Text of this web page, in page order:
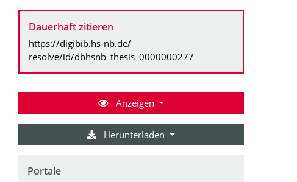
Dauerhaft zitieren
https://digibib.hs-nb.de/
resolve/id/dbhsnb_thesis_0000000277
Anzeigen
Herunterladen
Portale